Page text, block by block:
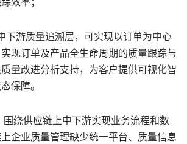
效率；
游质量追溯层，可实现以订单为中心
现订单及产品全生命周期的质量跟踪与
量改进分析支持，为客户提供可视化智
保障。
围绕供应链上中下游实现业务流程和数
企业质量管理缺少统一平台、质量信息